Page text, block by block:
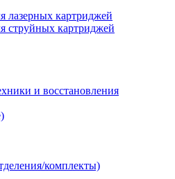
лазерных картриджей
струйных картриджей
и восстановления
комплекты)